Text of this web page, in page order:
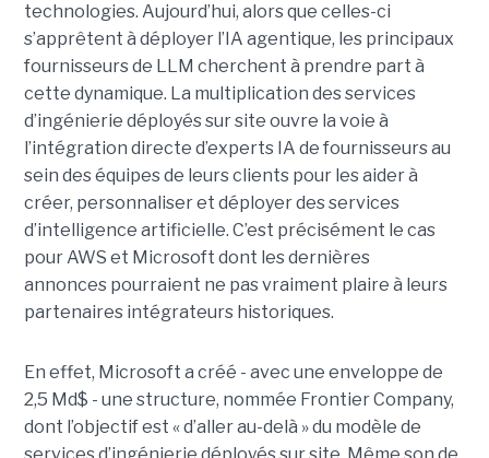
technologies. Aujourd’hui, alors que celles-ci
s’apprêtent à déployer l’IA agentique, les principaux
fournisseurs de LLM cherchent à prendre part à
cette dynamique. La multiplication des services
d’ingénierie déployés sur site ouvre la voie à
l’intégration directe d’experts IA de fournisseurs au
sein des équipes de leurs clients pour les aider à
créer, personnaliser et déployer des services
d’intelligence artificielle. C’est précisément le cas
pour AWS et Microsoft dont les dernières
annonces pourraient ne pas vraiment plaire à leurs
partenaires intégrateurs historiques.
En effet, Microsoft a créé - avec une enveloppe de
2,5 Md$ - une structure, nommée Frontier Company,
dont l’objectif est « d’aller au-delà » du modèle de